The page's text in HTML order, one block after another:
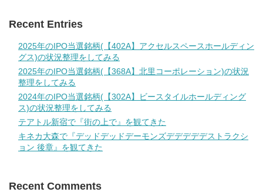
Recent Entries
2025年のIPO当選銘柄(【402A】アクセルスペースホールディン
グス)の状況整理をしてみる
2025年のIPO当選銘柄(【368A】北里コーポレーション)の状況
整理をしてみる
2024年のIPO当選銘柄(【302A】ビースタイルホールディング
ス)の状況整理をしてみる
テアトル新宿で『街の上で』を観てきた
キネカ大森で『デッドデッドデーモンズデデデデデストラクシ
ョン 後章』を観てきた
Recent Comments